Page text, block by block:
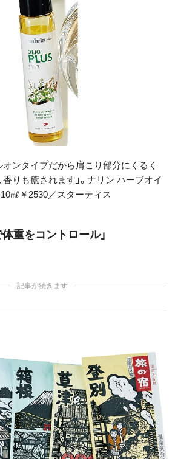
オンタイプだから肩こり部分にくるく
香りも癒されます」。ナリン ハーブオイ
㎖￥2530／スターティス
重をコントロール」
記事が続きます